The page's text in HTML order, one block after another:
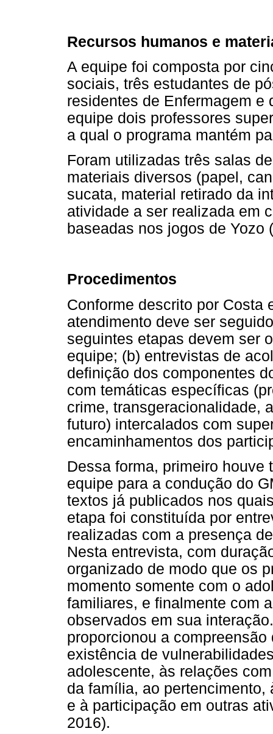
Recursos humanos e
A equipe foi composta por
sociais, três estudantes de
residentes de Enfermagem e
equipe dois professores
a qual o programa mantém
Foram utilizadas três salas
materiais diversos (papel,
sucata, material retirado da
atividade a ser realizada em
baseadas nos jogos de Yozo
Procedimentos
Conforme descrito por Costa
atendimento deve ser
seguintes etapas devem ser
equipe; (b) entrevistas de
definição dos componentes
com temáticas específicas
crime, transgeracionalidade,
futuro) intercalados com
encaminhamentos dos
Dessa forma, primeiro houve
equipe para a condução do
textos já publicados nos
etapa foi constituída por
realizadas com a presença
Nesta entrevista, com
organizado de modo que os
momento somente com o
familiares, e finalmente com
observados em sua
proporcionou a
existência de
adolescente, às relações
da família, ao
e à participação em outras
2016).